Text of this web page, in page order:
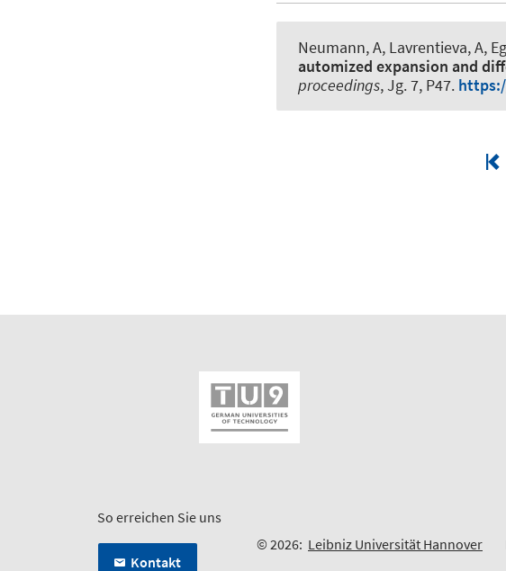
Neumann, A, Lavrentieva, A,
automized expansion and
proceedings, Jg. 7, P47.
So erreichen Sie uns
Kontakt
© 2026: Leibniz Universität Hannover